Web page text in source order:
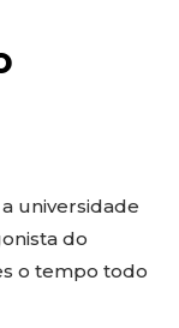
universidade
do
o tempo todo